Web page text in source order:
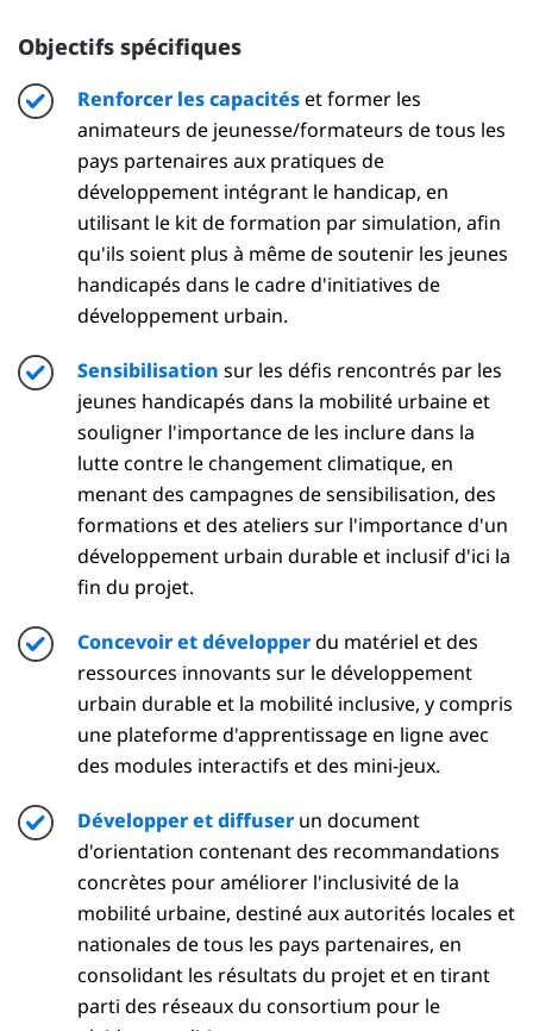
Objectifs spécifiques
Renforcer les capacitéset former les
animateurs de jeunesse/formateurs de tous les
pays partenaires aux pratiques de
développement intégrant le handicap, en
utilisant le kit de formation par simulation, afin
qu'ils soient plus à même de soutenir les jeunes
handicapés dans le cadre d'initiatives de
développement urbain.
Sensibilisation sur les défis rencontrés par les
jeunes handicapés dans la mobilité urbaine et
souligner l'importance de les inclure dans la
lutte contre le changement climatique, en
menant des campagnes de sensibilisation, des
formations et des ateliers sur l'importance d'un
développement urbain durable et inclusif d'ici la
fin du projet.
Concevoir et développerdu matériel et des
ressources innovants sur le développement
urbain durable et la mobilité inclusive, y compris
une plateforme d'apprentissage en ligne avec
des modules interactifs et des mini-jeux.
Développer et diffuser un document
d'orientation contenant des recommandations
concrètes pour améliorer l'inclusivité de la
mobilité urbaine, destiné aux autorités locales et
nationales de tous les pays partenaires, en
consolidant les résultats du projet et en tirant
parti des réseaux du consortium pour le